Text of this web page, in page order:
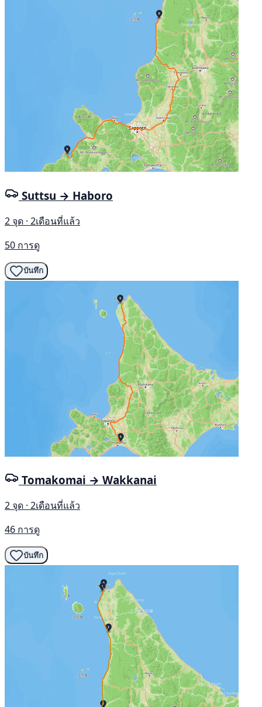
Suttsu → Haboro
2 จุด · 2เดือนที่แล้ว
50 การดู
บันทึก
Tomakomai → Wakkanai
2 จุด · 2เดือนที่แล้ว
46 การดู
บันทึก